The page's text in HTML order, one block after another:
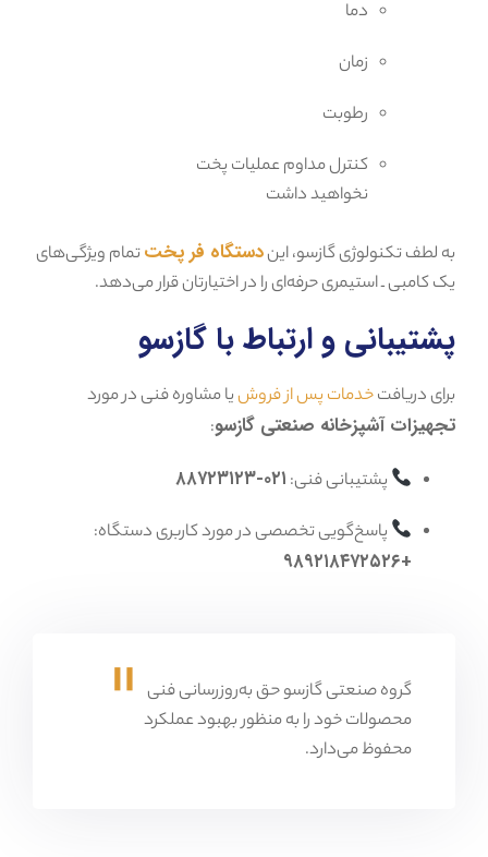
دما
زمان
رطوبت
کنترل مداوم عملیات پخت
نخواهید داشت
به لطف تکنولوژی گازسو، ایندستگاه فر پختتمام ویژگی‌های
یک کامبی ـ استیمری حرفه‌ای را در اختیارتان قرار می‌دهد.
پشتیبانی و ارتباط با گازسو
برای دریافتخدمات پس از فروشیا مشاوره فنی در مورد
تجهیزات آشپزخانه صنعتی گازسو:
پشتیبانی فنی: ۰۲۱-۸۸۷۲۳۱۲۳
پاسخ‌گویی تخصصی در مورد کاربری دستگاه:
+۹۸۹۲۱۸۴۷۲۵۲۶
گروه صنعتی گازسو حق به‌روزرسانی فنی
محصولات خود را به منظور بهبود عملکرد
محفوظ می‌دارد.